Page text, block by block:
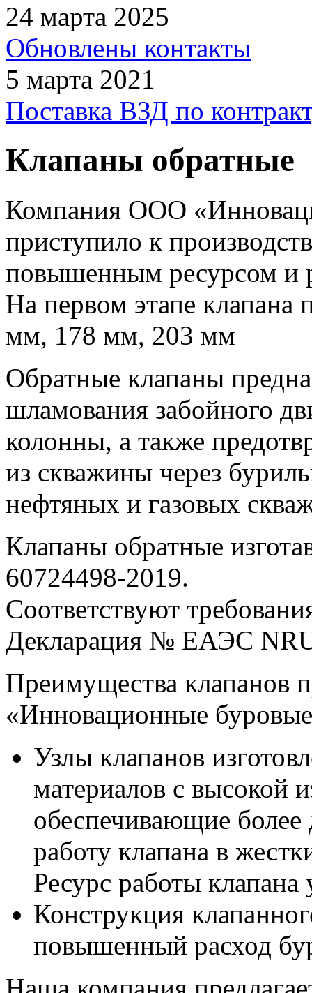
24 марта 2025
Обновлены контакты
5 марта 2021
Поставка ВЗД по
Клапаны обратные
Компания ООО
приступило к
повышенным ресурсом и
На первом этапе клапана
мм, 178 мм, 203 мм
Обратные клапаны
шламования забойного
колонны, а также
из скважины через
нефтяных и газовых
Клапаны обратные
60724498-2019.
Соответствуют
Декларация № ЕАЭС
Преимущества клапанов
«Инновационные
Узлы клапанов
материалов с высокой
обеспечивающие более
работу клапана в
Ресурс работы
Конструкция
повышенный расход